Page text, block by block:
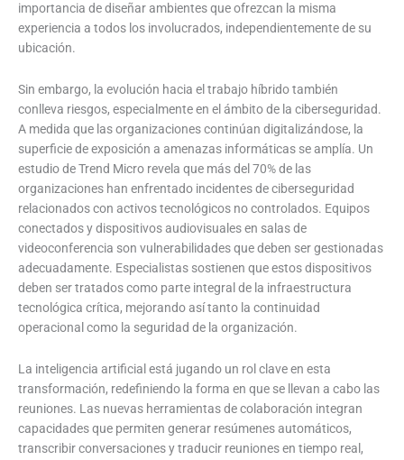
importancia de diseñar ambientes que ofrezcan la misma
experiencia a todos los involucrados, independientemente de su
ubicación.
Sin embargo, la evolución hacia el trabajo híbrido también
conlleva riesgos, especialmente en el ámbito de la ciberseguridad.
A medida que las organizaciones continúan digitalizándose, la
superficie de exposición a amenazas informáticas se amplía. Un
estudio de Trend Micro revela que más del 70% de las
organizaciones han enfrentado incidentes de ciberseguridad
relacionados con activos tecnológicos no controlados. Equipos
conectados y dispositivos audiovisuales en salas de
videoconferencia son vulnerabilidades que deben ser gestionadas
adecuadamente. Especialistas sostienen que estos dispositivos
deben ser tratados como parte integral de la infraestructura
tecnológica crítica, mejorando así tanto la continuidad
operacional como la seguridad de la organización.
La inteligencia artificial está jugando un rol clave en esta
transformación, redefiniendo la forma en que se llevan a cabo las
reuniones. Las nuevas herramientas de colaboración integran
capacidades que permiten generar resúmenes automáticos,
transcribir conversaciones y traducir reuniones en tiempo real,